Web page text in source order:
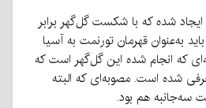
شده که با شکست گل‌گهر برابر
به‌عنوان قهرمان تورنمت به آسیا
که انجام شده این گل‌گهر است که
شده است. مصوبه‌ای که البته
سه‌جانبه هم بود.